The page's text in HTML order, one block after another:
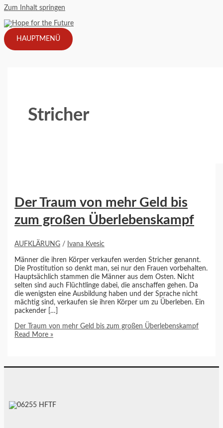
Zum Inhalt springen
HAUPTMENÜ
Stricher
Der Traum von mehr Geld bis
zum großen Überlebenskampf
AUFKLÄRUNG / Ivana Kvesic
Männer die ihren Körper verkaufen werden Stricher genannt.
Die Prostitution so denkt man, sei nur den Frauen vorbehalten.
Hauptsächlich stammen die Männer aus dem Osten. Nicht
selten sind auch Flüchtlinge dabei, die anschaffen gehen. Da
die wenigsten eine Ausbildung haben und der Sprache nicht
mächtig sind, verkaufen sie ihren Körper um zu Überleben. Ein
packender […]
Der Traum von mehr Geld bis zum großen Überlebenskampf
Read More »